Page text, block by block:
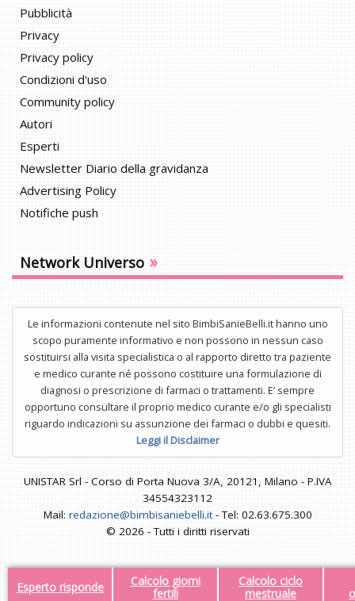
Esperto risponde
Calcolo giorni
fertili
Calcolo ciclo
mestruale
Pubblicità
Privacy
Privacy policy
Condizioni d'uso
Community policy
Autori
Esperti
Newsletter Diario della gravidanza
Advertising Policy
Notifiche push
Network Universo »
Le informazioni contenute nel sito BimbiSanieBelli.it hanno uno
scopo puramente informativo e non possono in nessun caso
sostituirsi alla visita specialistica o al rapporto diretto tra paziente
e medico curante né possono costituire una formulazione di
diagnosi o prescrizione di farmaci o trattamenti. E’ sempre
opportuno consultare il proprio medico curante e/o gli specialisti
riguardo indicazioni su assunzione dei farmaci o dubbi e quesiti.
Leggi il Disclaimer
UNISTAR Srl - Corso di Porta Nuova 3/A, 20121, Milano - P.IVA
34554323112
Mail: redazione@bimbisaniebelli.it- Tel: 02.63.675.300
© 2026 - Tutti i diritti riservati